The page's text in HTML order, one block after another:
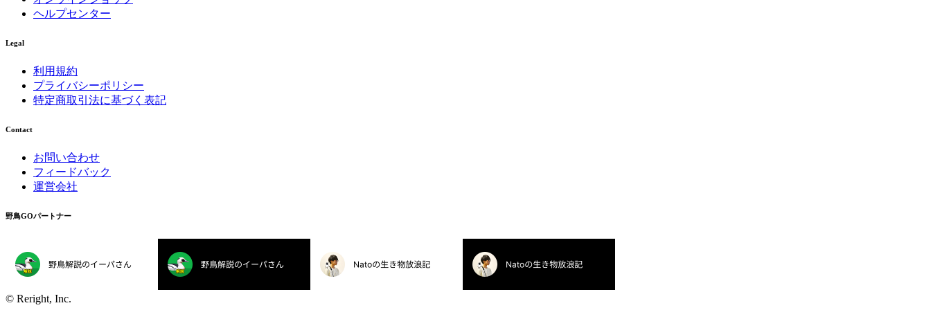
ヘルプセンター
Legal
利用規約
プライバシーポリシー
特定商取引法に基づく表記
Contact
お問い合わせ
フィードバック
運営会社
野鳥GOパートナー
©︎ Reright, Inc.